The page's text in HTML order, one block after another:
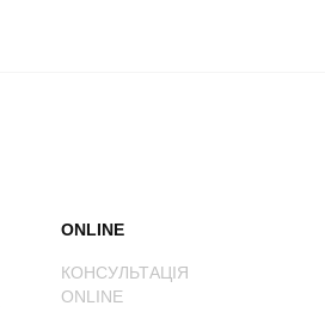
ONLINE
КОНСУЛЬТАЦІЯ
ONLINE